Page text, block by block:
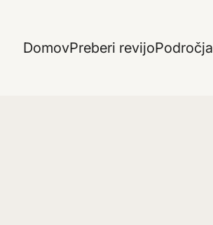
DomovPreberi revijoPodročja